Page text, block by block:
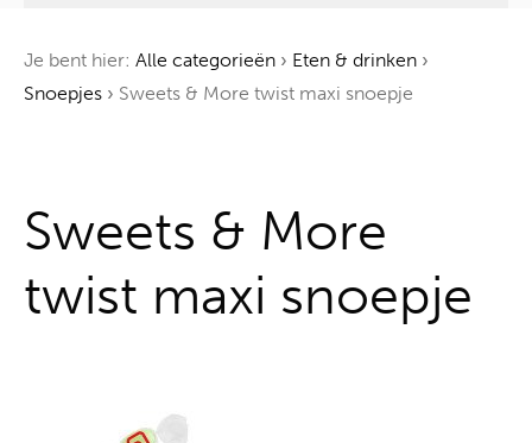
Één boom voor elke bestelling
Je bent hier: Alle categorieën › Eten & drinken ›
Snoepjes › Sweets & More twist maxi snoepje
Sweets & More
twist maxi snoepje